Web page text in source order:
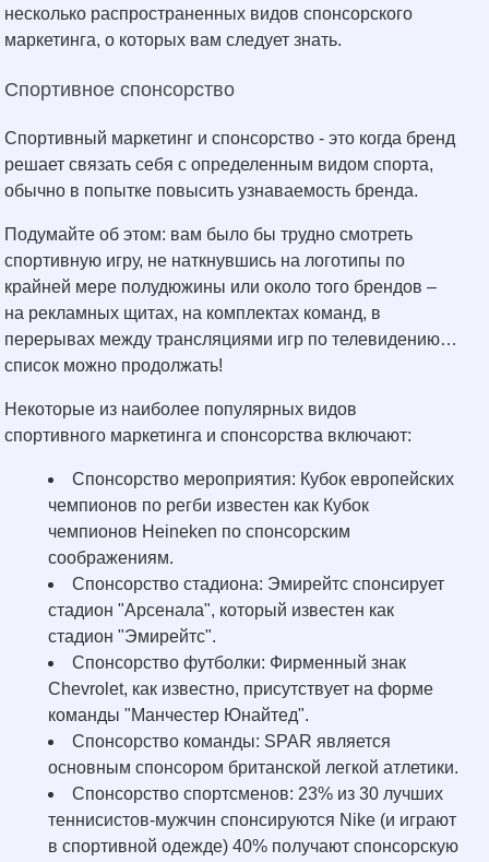
несколько распространенных видов спонсорского
маркетинга, о которых вам следует знать.
Спортивное спонсорство
Спортивный маркетинг и спонсорство - это когда бренд
решает связать себя с определенным видом спорта,
обычно в попытке повысить узнаваемость бренда.
Подумайте об этом: вам было бы трудно смотреть
спортивную игру, не наткнувшись на логотипы по
крайней мере полудюжины или около того брендов –
на рекламных щитах, на комплектах команд, в
перерывах между трансляциями игр по телевидению…
список можно продолжать!
Некоторые из наиболее популярных видов
спортивного маркетинга и спонсорства включают:
Спонсорство мероприятия: Кубок европейских
чемпионов по регби известен как Кубок
чемпионов Heineken по спонсорским
соображениям.
Спонсорство стадиона: Эмирейтс спонсирует
стадион "Арсенала", который известен как
стадион "Эмирейтс".
Спонсорство футболки: Фирменный знак
Chevrolet, как известно, присутствует на форме
команды "Манчестер Юнайтед".
Спонсорство команды: SPAR является
основным спонсором британской легкой атлетики.
Спонсорство спортсменов: 23% из 30 лучших
теннисистов-мужчин спонсируются Nike (и играют
в спортивной одежде) 40% получают спонсорскую